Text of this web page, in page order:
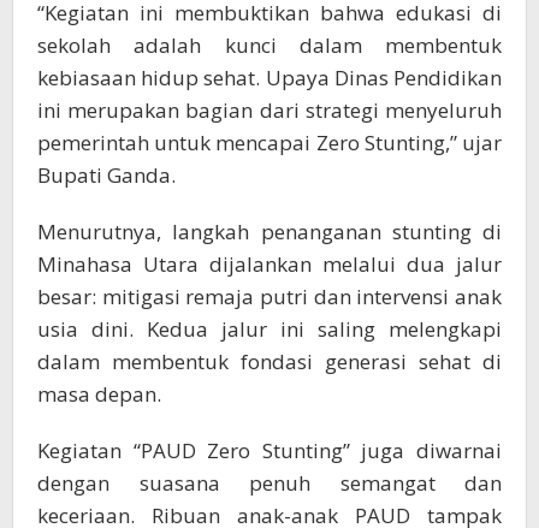
“Kegiatan ini membuktikan bahwa edukasi di
sekolah adalah kunci dalam membentuk
kebiasaan hidup sehat. Upaya Dinas Pendidikan
ini merupakan bagian dari strategi menyeluruh
pemerintah untuk mencapai Zero Stunting,” ujar
Bupati Ganda.
Menurutnya, langkah penanganan stunting di
Minahasa Utara dijalankan melalui dua jalur
besar: mitigasi remaja putri dan intervensi anak
usia dini. Kedua jalur ini saling melengkapi
dalam membentuk fondasi generasi sehat di
masa depan.
Kegiatan “PAUD Zero Stunting” juga diwarnai
dengan suasana penuh semangat dan
keceriaan. Ribuan anak-anak PAUD tampak